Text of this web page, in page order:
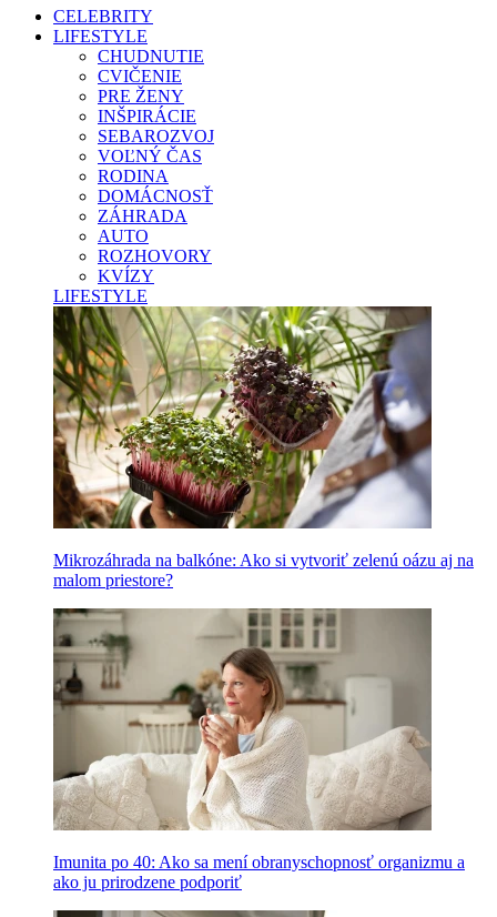
CELEBRITY
LIFESTYLE
CHUDNUTIE
CVIČENIE
PRE ŽENY
INŠPIRÁCIE
SEBAROZVOJ
VOĽNÝ ČAS
RODINA
DOMÁCNOSŤ
ZÁHRADA
AUTO
ROZHOVORY
KVÍZY
LIFESTYLE
Mikrozáhrada na balkóne: Ako si vytvoriť zelenú oázu aj na
malom priestore?
Imunita po 40: Ako sa mení obranyschopnosť organizmu a
ako ju prirodzene podporiť